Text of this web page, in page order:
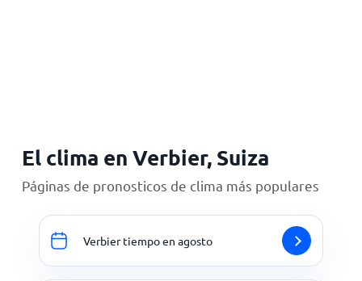
El clima en Verbier, Suiza
Páginas de pronosticos de clima más populares
Verbier tiempo en agosto